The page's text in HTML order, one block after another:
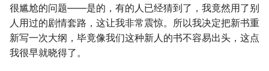
很尴尬的问题――是的，有的人已经猜到了，我竟然用了别
人用过的剧情套路，这让我非常震惊。所以我决定把新书重
新写一次大纲，毕竟像我们这种新人的书不容易出头，这点
我很早就晓得了。